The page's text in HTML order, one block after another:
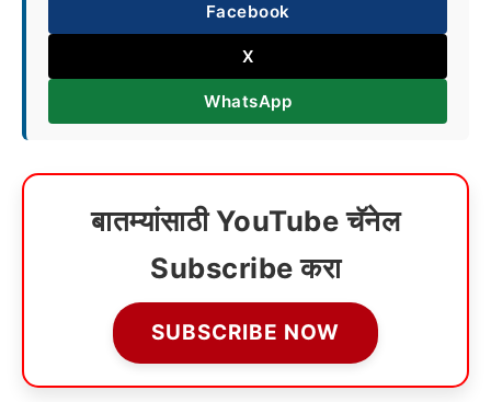
Facebook
X
WhatsApp
बातम्यांसाठी YouTube चॅनेल
Subscribe करा
SUBSCRIBE NOW